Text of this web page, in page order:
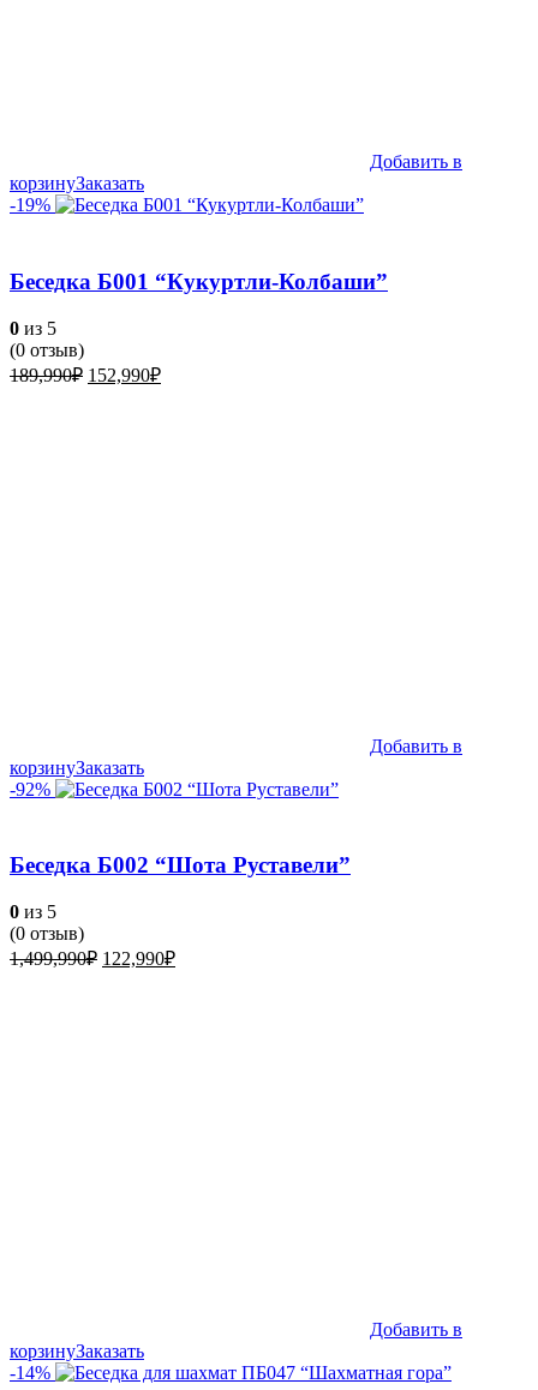
Добавить в
корзинуЗаказать
-19%
Беседка Б001 “Кукуртли-Колбаши”
0 из 5
(0 отзыв)
189,990₽ Первоначальная
152,990₽Текущая
Добавить в
корзинуЗаказать
-92%
Беседка Б002 “Шота Руставели”
0 из 5
(0 отзыв)
1,499,990₽ Первоначальная
122,990₽Текущая
Добавить в
корзинуЗаказать
-14%